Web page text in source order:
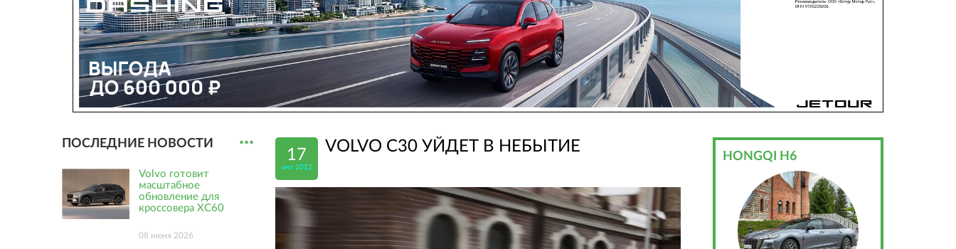
17
окт 2012
VOLVO C30 УЙДЕТ В НЕБЫТИЕ
ПОСЛЕДНИЕ НОВОСТИ ...
Volvo готовит
масштабное
обновление для
кроссовера XC60
08 июня 2026
HONGQI H6